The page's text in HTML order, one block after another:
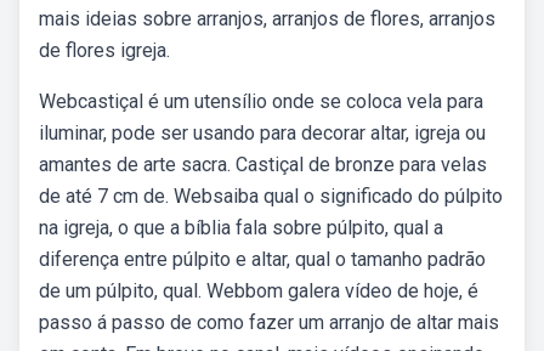
mais ideias sobre arranjos, arranjos de flores, arranjos
de flores igreja.
Webcastiçal é um utensílio onde se coloca vela para
iluminar, pode ser usando para decorar altar, igreja ou
amantes de arte sacra. Castiçal de bronze para velas
de até 7 cm de. Websaiba qual o significado do púlpito
na igreja, o que a bíblia fala sobre púlpito, qual a
diferença entre púlpito e altar, qual o tamanho padrão
de um púlpito, qual. Webbom galera vídeo de hoje, é
passo á passo de como fazer um arranjo de altar mais